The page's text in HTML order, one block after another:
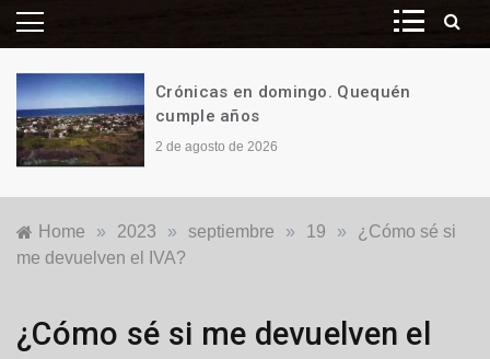
Crónicas en domingo. Quequén
cumple años
2 de agosto de 2026
Home » 2023 » septiembre » 19 »
¿Cómo sé si
me devuelven el IVA?
Economía
Nacionales
¿Cómo sé si me devuelven el